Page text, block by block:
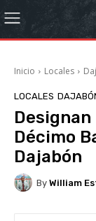
Inicio Locales
LOCALES
Décimo
Dajabón
By William